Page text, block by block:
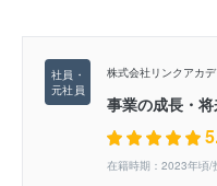
株式会社リンクアカ
事業の成長・
在籍時期：2023年頃